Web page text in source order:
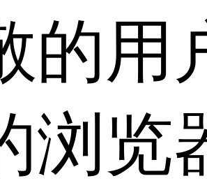
的用
浏览